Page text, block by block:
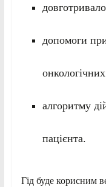
допомоги
алгоритму
пацієнта.
Гід буде корисним